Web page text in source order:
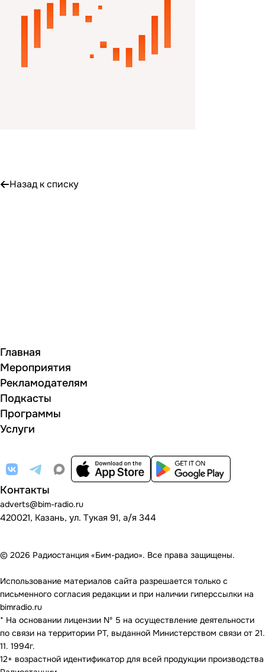
Назад к списку
Главная
Мероприятия
Рекламодателям
Подкасты
Программы
Услуги
Контакты
adverts@bim-radio.ru
420021, Казань, ул. Тукая 91, а/я 344
© 2026 Радиостанция «Бим-радио». Все права защищены.
Использование материалов сайта разрешается только с
письменного согласия редакции и при наличии гиперссылки на
bimradio.ru
* На основании лицензии Nº 5 на осуществление деятельности
по связи на территории РТ, выданной Министерством связи от 21.
11. 1994г.
12+ возрастной идентификатор для всей продукции производства